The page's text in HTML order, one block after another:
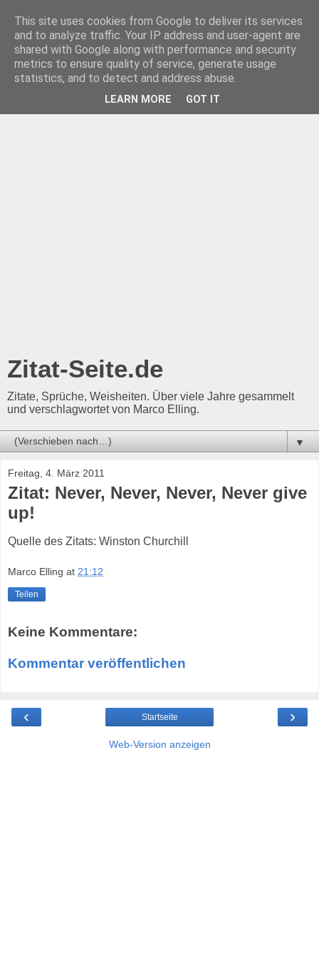
Zitat-Seite.de
Zitate, Sprüche, Weisheiten. Über viele Jahre gesammelt
und verschlagwortet von Marco Elling.
▼
Freitag, 4. März 2011
Zitat: Never, Never, Never, Never give
up!
Quelle des Zitats: Winston Churchill
Marco Elling at 21:12
Teilen
Keine Kommentare:
Kommentar veröffentlichen
‹ ›
Startseite
Web-Version anzeigen
This site uses cookies from Google to deliver its services
and to analyze traffic. Your IP address and user-agent are
shared with Google along with performance and security
metrics to ensure quality of service, generate usage
statistics, and to detect and address abuse.
LEARN MORE GOT IT